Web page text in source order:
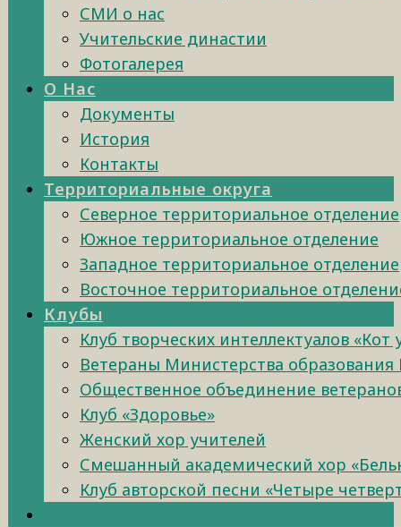
СМИ о нас
Учительские династии
Фотогалерея
О Нас
Документы
История
Контакты
Территориальные округа
Северное территориальное отделение
Южное территориальное отделение
Западное территориальное отделение
Восточное территориальное
Клубы
Клуб творческих интеллектуалов «Кот
Ветераны Министерства образования
Общественное объединение
Клуб «Здоровье»
Женский хор учителей
Смешанный академический хор
Клуб авторской песни «Четыре